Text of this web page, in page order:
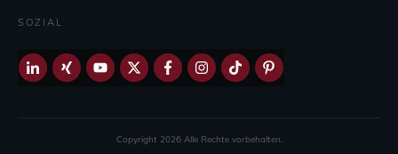
SOZIAL
Copyright 2026Alle Rechte vorbehalten.